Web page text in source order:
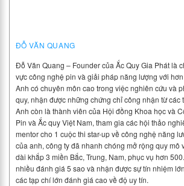
ĐỖ VĂN QUANG
Đỗ Văn Quang – Founder của Ắc Quy Gia Phát là
vực công nghệ pin và giải pháp năng lượng với
Anh có chuyên môn cao trong việc nghiên cứu và
quy, nhận được những chứng chỉ công nhận từ các
Anh còn là thành viên của Hội đồng Khoa học và
Pin và Ắc quy Việt Nam, tham gia các hội thảo
mentor cho 1 cuộc thi star-up về công nghệ năng
của anh, công ty đã nhanh chóng mở rộng quy mô
dài khắp 3 miền Bắc, Trung, Nam, phục vụ hơn
nhiều đánh giá 5 sao và nhận được sự tín nhiệm
các tạp chí lớn đánh giá cao về độ uy tín.